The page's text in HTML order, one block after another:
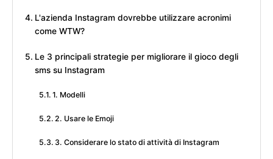
L'azienda Instagram dovrebbe utilizzare acronimi
come WTW?
Le 3 principali strategie per migliorare il gioco degli
sms su Instagram
1. Modelli
2. Usare le Emoji
3. Considerare lo stato di attività di Instagram